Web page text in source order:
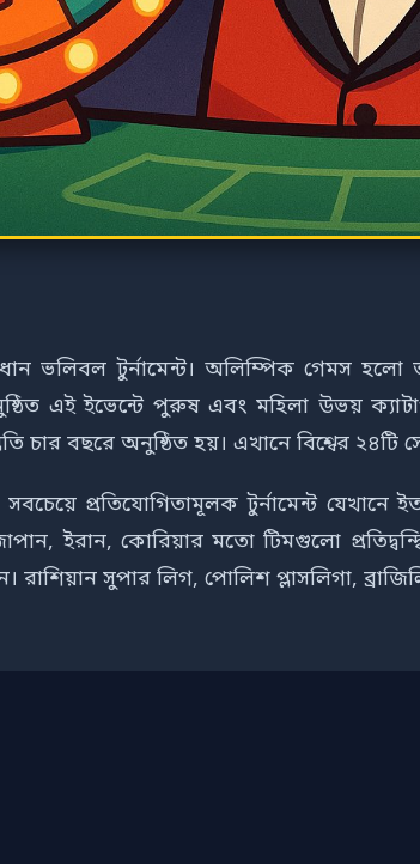
ভলিবল টুর্নামেন্ট। অলিম্পিক গেমস হলো
এই ইভেন্টে পুরুষ এবং মহিলা উভয়
চার বছরে অনুষ্ঠিত হয়। এখানে বিশ্বের ২৪টি
প্রতিযোগিতামূলক টুর্নামেন্ট যেখানে
ইরান, কোরিয়ার মতো টিমগুলো
রাশিয়ান সুপার লিগ, পোলিশ প্লাসলিগা,